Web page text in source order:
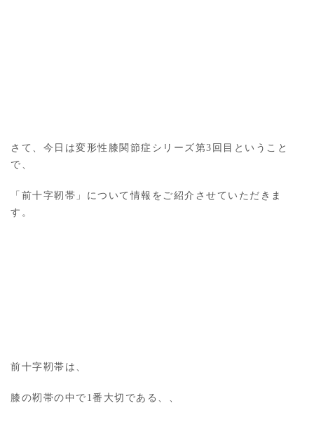
さて、今日は変形性膝関節症シリーズ第3回目ということ
で、
「前十字靭帯」について情報をご紹介させていただきま
す。
前十字靭帯は、
膝の靭帯の中で1番大切である、、